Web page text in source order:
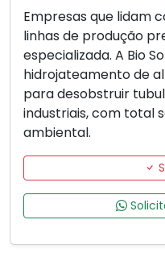
Empresas que lidam
linhas de produção
especializada. A Bio
hidrojateamento de
para desobstruir
industriais, com total
ambiental.